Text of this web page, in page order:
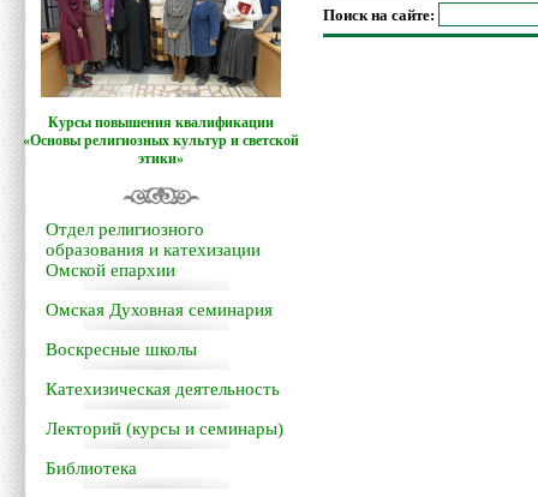
Курсы повышения квалификации
«Основы религиозных культур и светской
этики»
Отдел религиозного
образования и катехизации
Омской епархии
Омская Духовная семинария
Воскресные школы
Катехизическая деятельность
Лекторий (курсы и семинары)
Библиотека
Поиск на сайте: